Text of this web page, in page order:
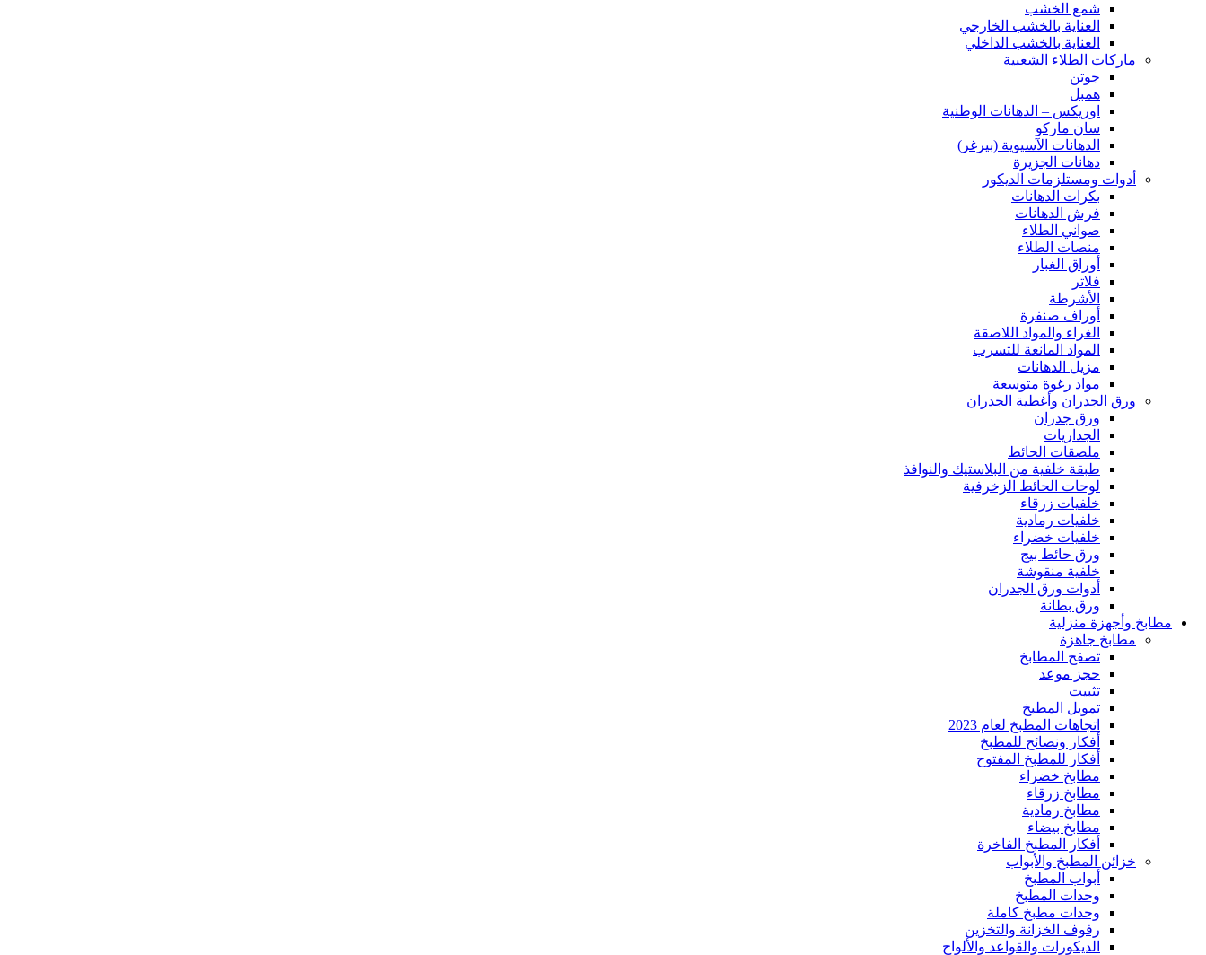
شمع الخشب
العناية بالخشب الخارجي
العناية بالخشب الداخلي
ماركات الطلاء الشعبية
جوتن
همبل
اوريكس – الدهانات الوطنية
سان ماركو
الدهانات الآسيوية (بيرغر)
دهانات الجزيرة
أدوات ومستلزمات الديكور
بكرات الدهانات
فرش الدهانات
صواني الطلاء
منصات الطلاء
أوراق الغبار
فلاتر
الأشرطة
أوراف صنفرة
الغراء والمواد اللاصقة
المواد المانعة للتسرب
مزيل الدهانات
مواد رغوة متوسعة
ورق الجدران وأغطية الجدران
ورق جدران
الجداريات
ملصقات الحائط
طبقة خلفية من البلاستيك والنوافذ
لوحات الحائط الزخرفية
خلفيات زرقاء
خلفيات رمادية
خلفيات خضراء
ورق حائط بيج
خلفية منقوشة
أدوات ورق الجدران
ورق بطانة
مطابخ وأجهزة منزلية
مطابخ جاهزة
تصفح المطابخ
حجز موعد
تثبيت
تمويل المطبخ
اتجاهات المطبخ لعام 2023
أفكار ونصائح للمطبخ
أفكار للمطبخ المفتوح
مطابخ خضراء
مطابخ زرقاء
مطابخ رمادية
مطابخ بيضاء
أفكار المطبخ الفاخرة
خزائن المطبخ والأبواب
أبواب المطبخ
وحدات المطبخ
وحدات مطبخ كاملة
رفوف الخزانة والتخزين
الديكورات والقواعد والألواح